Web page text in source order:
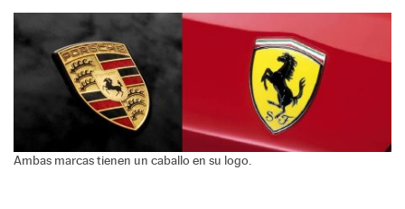
Ambas marcas tienen un caballo en su logo.